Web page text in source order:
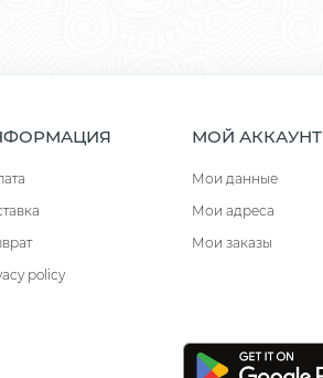
policy
МОЙ АККАУНТ
Мои данные
Мои адреса
Мои заказы